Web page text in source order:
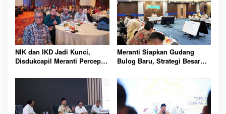
NIK dan IKD Jadi Kunci,
Disdukcapil Meranti Percepat
Meranti Siapkan Gudang
Bulog Baru, Strategi Besar